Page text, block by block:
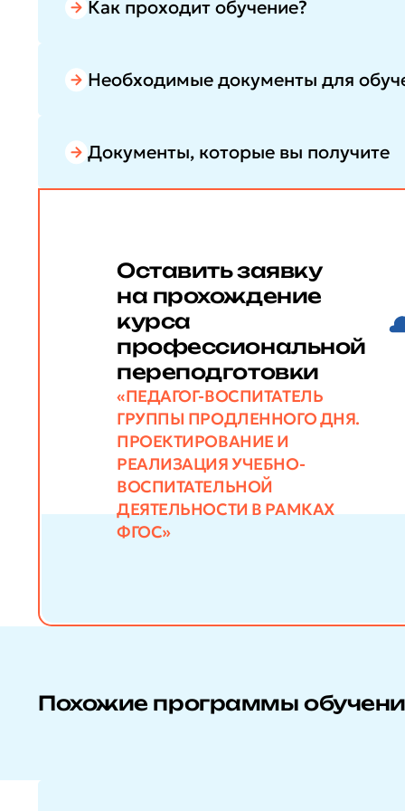
Как проходит обучение?
Необходимые документы для
Документы, которые вы получите
Оставить заявку
на прохождение
курса
профессиональной
переподготовки
«ПЕДАГОГ-ВОСПИТАТЕЛЬ
ГРУППЫ ПРОДЛЕННОГО ДНЯ.
ПРОЕКТИРОВАНИЕ И
РЕАЛИЗАЦИЯ УЧЕБНО-
ВОСПИТАТЕЛЬНОЙ
ДЕЯТЕЛЬНОСТИ В РАМКАХ
ФГОС»
Похожие программы